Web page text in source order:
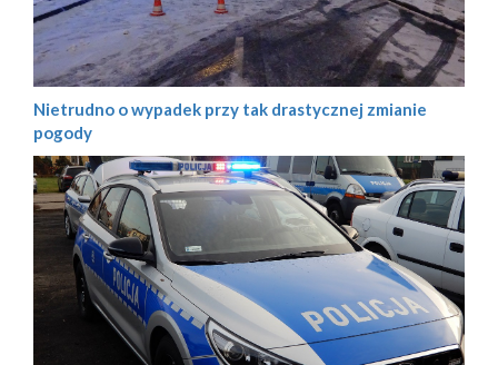
Nietrudno o wypadek przy tak drastycznej zmianie
pogody